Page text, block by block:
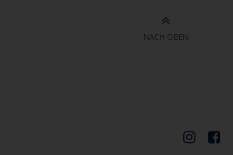
NACH OBEN